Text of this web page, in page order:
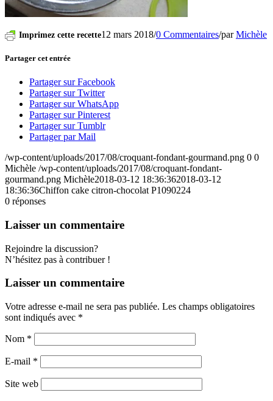
Imprimez cette recette12 mars 2018/0 Commentaires/parMichèle
Partager cet entrée
Partager sur Facebook
Partager sur Twitter
Partager sur WhatsApp
Partager sur Pinterest
Partager sur Tumblr
Partager par Mail
/wp-content/uploads/2017/08/croquant-fondant-gourmand.png 0 0
Michèle /wp-content/uploads/2017/08/croquant-fondant-
gourmand.png Michèle2018-03-12 18:36:362018-03-12
18:36:36Chiffon cake citron-chocolat P1090224
0 réponses
Laisser un commentaire
Rejoindre la discussion?
N’hésitez pas à contribuer !
Laisser un commentaire
Votre adresse e-mail ne sera pas publiée. Les champs obligatoires
sont indiqués avec *
Nom *
E-mail *
Site web